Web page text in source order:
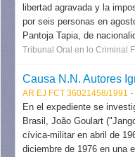
libertad agravada y la
por seis personas en
Pantoja Tapia, de
Tribunal Oral en lo Criminal
AR EJ FCT 36021458/1991
En el expediente se
Brasil, João Goulart
cívica-militar en abril de
diciembre de 1976 en una